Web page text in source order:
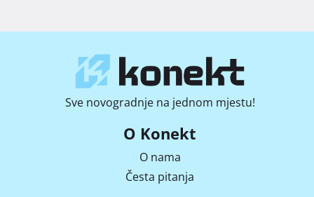
Sve novogradnje na jednom mjestu!
O Konekt
O nama
Česta pitanja